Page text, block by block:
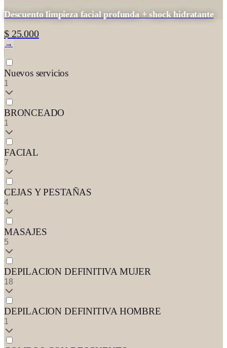
Descuento limpieza facial profunda + shock hidratante
$ 25.000
→
Nuevos servicios
1
BRONCEADO
1
FACIAL
7
CEJAS Y PESTAÑAS
4
MASAJES
5
DEPILACION DEFINITIVA MUJER
18
DEPILACION DEFINITIVA HOMBRE
1